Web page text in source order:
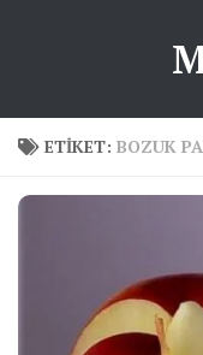
ETIKET: BOZUK